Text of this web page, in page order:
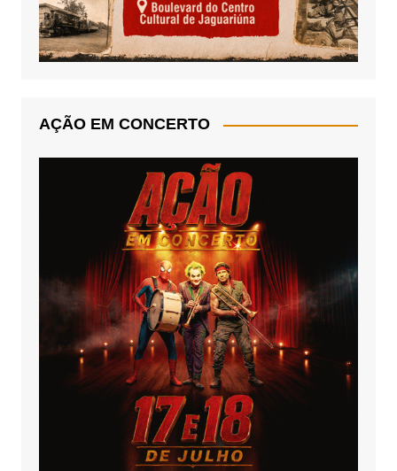
AÇÃO EM CONCERTO